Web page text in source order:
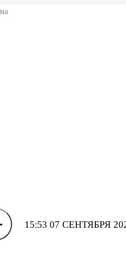
15:53 07 СЕНТЯБРЯ